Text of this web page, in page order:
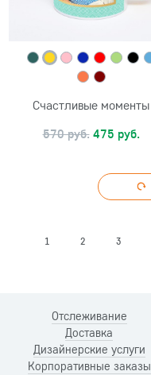
Счастливые моменты
570 руб. 475 руб.
1 2 3
Отслеживание
Доставка
Дизайнерские услуги
Корпоративные заказы